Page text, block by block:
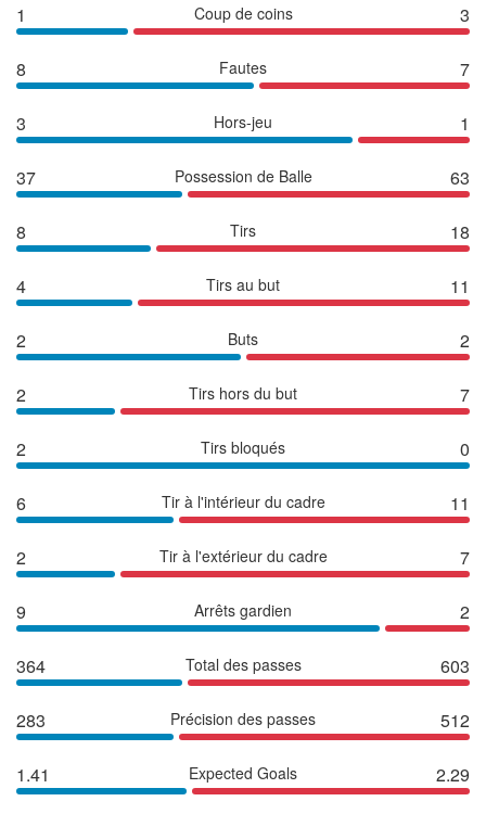
1 Coup de coins 3
8 Fautes 7
3 Hors-jeu 1
37 Possession de Balle 63
8 Tirs 18
4 Tirs au but 11
2 Buts 2
2 Tirs hors du but 7
2 Tirs bloqués 0
6 Tir à l'intérieur du cadre 11
2 Tir à l'extérieur du cadre 7
9 Arrêts gardien 2
364 Total des passes 603
283 Précision des passes 512
1.41 Expected Goals 2.29